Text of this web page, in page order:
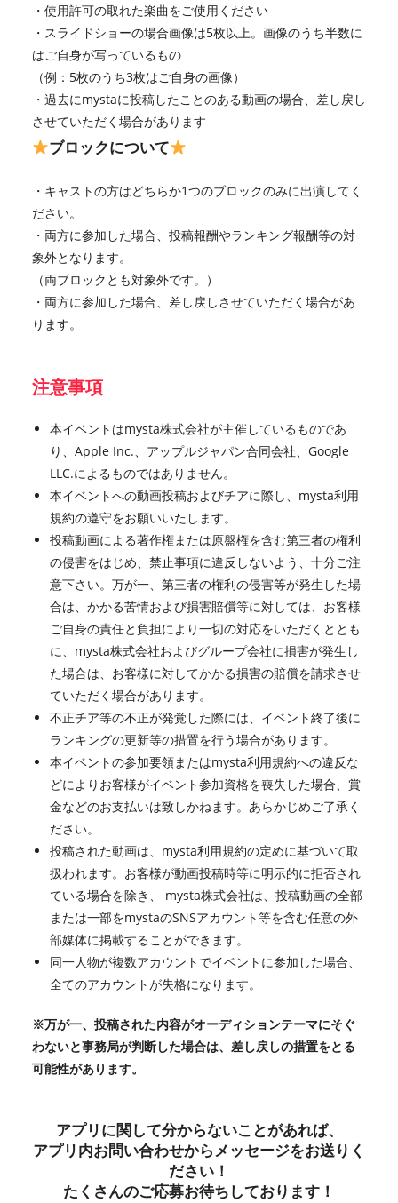
・使用許可の取れた楽曲をご使用ください
・スライドショーの場合画像は5枚以上。画像のうち半数に
はご自身が写っているもの
（例：5枚のうち3枚はご自身の画像）
・過去にmystaに投稿したことのある動画の場合、差し戻し
させていただく場合があります
ブロックについて
・キャストの方はどちらか1つのブロックのみに出演してく
ださい。
・両方に参加した場合、投稿報酬やランキング報酬等の対
象外となります。
（両ブロックとも対象外です。）
・両方に参加した場合、差し戻しさせていただく場合があ
ります。
注意事項
本イベントはmysta株式会社が主催しているものであ
り、Apple Inc.、アップルジャパン合同会社、Google
LLC.によるものではありません。
本イベントへの動画投稿およびチアに際し、mysta利用
規約の遵守をお願いいたします。
投稿動画による著作権または原盤権を含む第三者の権利
の侵害をはじめ、禁止事項に違反しないよう、十分ご注
意下さい。万が一、第三者の権利の侵害等が発生した場
合は、かかる苦情および損害賠償等に対しては、お客様
ご自身の責任と負担により一切の対応をいただくととも
に、mysta株式会社およびグループ会社に損害が発生し
た場合は、お客様に対してかかる損害の賠償を請求させ
ていただく場合があります。
不正チア等の不正が発覚した際には、イベント終了後に
ランキングの更新等の措置を行う場合があります。
本イベントの参加要領またはmysta利用規約への違反な
どによりお客様がイベント参加資格を喪失した場合、賞
金などのお支払いは致しかねます。あらかじめご了承く
ださい。
投稿された動画は、mysta利用規約の定めに基づいて取
扱われます。お客様が動画投稿時等に明示的に拒否され
ている場合を除き、 mysta株式会社は、投稿動画の全部
または一部をmystaのSNSアカウント等を含む任意の外
部媒体に掲載することができます。
同一人物が複数アカウントでイベントに参加した場合、
全てのアカウントが失格になります。
※万が一、投稿された内容がオーディションテーマにそぐ
わないと事務局が判断した場合は、差し戻しの措置をとる
可能性があります。
アプリに関して分からないことがあれば、
アプリ内お問い合わせからメッセージをお送りく
ださい！
たくさんのご応募お待ちしております！